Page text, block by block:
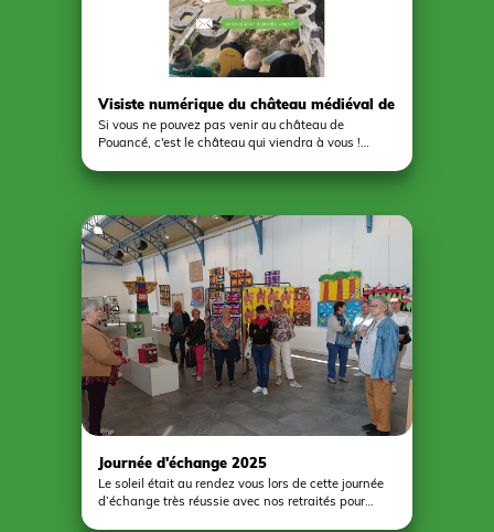
Visiste numérique du château médiéval de
Pouancé
Si vous ne pouvez pas venir au château de
Pouancé, c'est le château qui viendra à vous !
conférence-animation ludique sur le château de
Pouancé grâce à l'implication de Lauriane en
service civique. Personne n’est essoufflé pendant le
parcours et aucune glissade n’est à déplorer
puisque chacun est confortablement installé dans
son fauteuil.
Journée d'échange 2025
Le soleil était au rendez vous lors de cette journée
d’échange très réussie avec nos retraités pour